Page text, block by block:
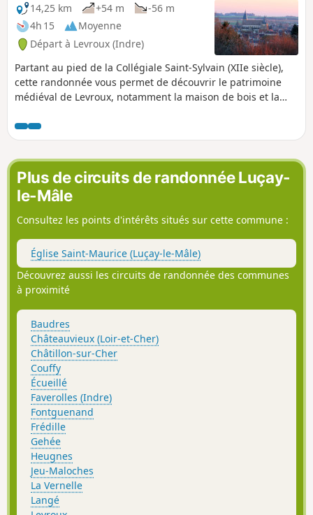
14,25 km
+54 m
-56 m
4h 15
Moyenne
Départ à Levroux (Indre)
Partant au pied de la Collégiale Saint-Sylvain (XIIe siècle),
cette randonnée vous permet de découvrir le patrimoine
médiéval de Levroux, notamment la maison de bois et la
du cuir et du parchemin puis la fontaine Sainte-Rodène. Le
parcours sort du village pour découvrir la campagne
environnante. Le retour vous amène enfin aux ruines du
château médiéval (Xe siècle).
Plus de circuits de randonnée Luçay-
le-Mâle
Consultez les points d'intérêts situés sur cette commune :
Église Saint-Maurice (Luçay-le-Mâle)
Découvrez aussi les circuits de randonnée des communes
à proximité
Baudres
Châteauvieux (Loir-et-Cher)
Châtillon-sur-Cher
Couffy
Écueillé
Faverolles (Indre)
Fontguenand
Frédille
Gehée
Heugnes
Jeu-Maloches
La Vernelle
Langé